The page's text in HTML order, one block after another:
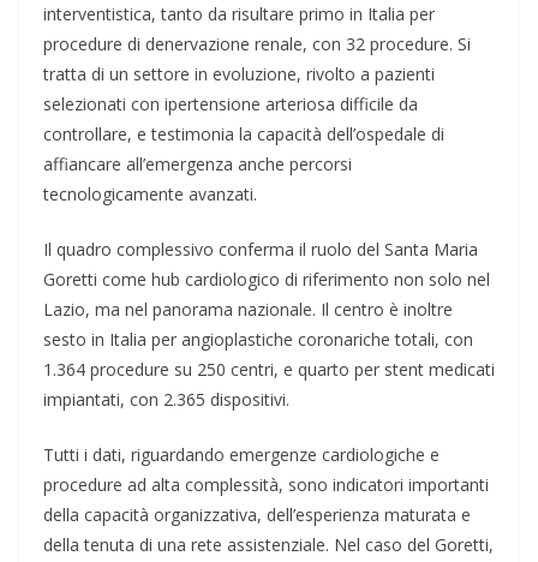
interventistica, tanto da risultare primo in Italia per
procedure di denervazione renale, con 32 procedure. Si
tratta di un settore in evoluzione, rivolto a pazienti
selezionati con ipertensione arteriosa difficile da
controllare, e testimonia la capacità dell’ospedale di
affiancare all’emergenza anche percorsi
tecnologicamente avanzati.
Il quadro complessivo conferma il ruolo del Santa Maria
Goretti come hub cardiologico di riferimento non solo nel
Lazio, ma nel panorama nazionale. Il centro è inoltre
sesto in Italia per angioplastiche coronariche totali, con
1.364 procedure su 250 centri, e quarto per stent medicati
impiantati, con 2.365 dispositivi.
Tutti i dati, riguardando emergenze cardiologiche e
procedure ad alta complessità, sono indicatori importanti
della capacità organizzativa, dell’esperienza maturata e
della tenuta di una rete assistenziale. Nel caso del Goretti,